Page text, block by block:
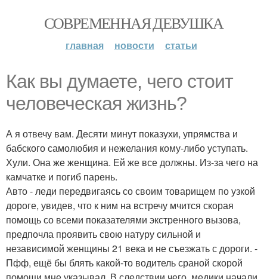
СОВРЕМЕННАЯ ДЕВУШКА
главная новости статьи
Как вы думаете, чего стоит
человеческая жизнь?
А я отвечу вам. Десяти минут показухи, упрямства и
бабского самолюбия и нежелания кому-либо уступать.
Хули. Она же женщина. Ей же все должны. Из-за чего на
камчатке и погиб парень.
Авто - леди передвигаясь со своим товарищем по узкой
дороге, увидев, что к ним на встречу мчится скорая
помощь со всеми показателями экстренного вызова,
предпочла проявить свою натуру сильной и
независимой женщины 21 века и не съезжать с дороги. -
Пфф, ещё бы блять какой-то водитель сраной скорой